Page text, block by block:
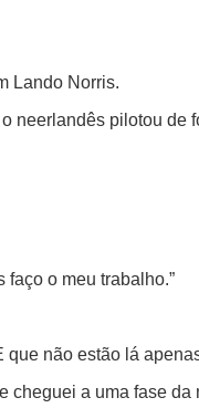
Lando Norris.
pilotou de
o meu trabalho.”
não estão lá
cheguei a uma fase